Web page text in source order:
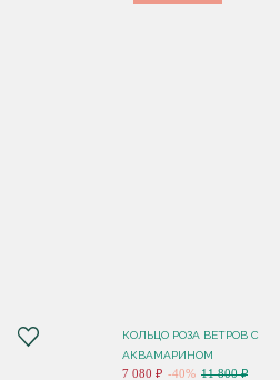
КОЛЬЦО РОЗА ВЕТРОВ С
АКВАМАРИНОМ
7 080 ₽ -40% 11 800 ₽